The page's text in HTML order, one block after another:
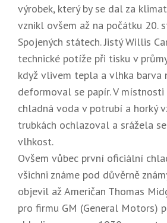
výrobek, který by se dal za
vznikl ovšem až na počátku 20.
Spojených státech. Jistý Willis
technické potíže při tisku v
když vlivem tepla a vlhka barva
deformoval se papír. V
chladná voda v potrubí a horký
trubkách ochlazoval a srážela
vlhkost.
Ovšem vůbec první oficiální
všichni známe pod důvěrně
objevil až Američan Thomas
pro firmu GM (General Motors)